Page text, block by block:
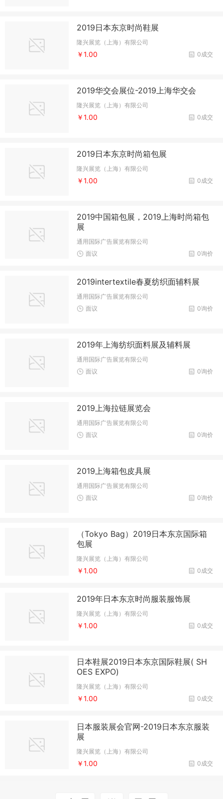
2019日本东京时尚鞋展
隆兴展览（上海）有限公司
0成交
￥1.00
2019华交会展位-2019上海华交会
隆兴展览（上海）有限公司
0成交
￥1.00
2019日本东京时尚箱包展
隆兴展览（上海）有限公司
0成交
￥1.00
2019中国箱包展，2019上海时尚箱包
展
通用国际广告展览有限公司
0询价
面议
2019intertextile春夏纺织面辅料展
通用国际广告展览有限公司
0询价
面议
2019年上海纺织面料展及辅料展
通用国际广告展览有限公司
0询价
面议
2019上海拉链展览会
通用国际广告展览有限公司
0询价
面议
2019上海箱包皮具展
通用国际广告展览有限公司
0询价
面议
（Tokyo Bag）2019日本东京国际箱
包展
隆兴展览（上海）有限公司
0成交
￥1.00
2019年日本东京时尚服装服饰展
隆兴展览（上海）有限公司
0成交
￥1.00
日本鞋展2019日本东京国际鞋展( SH
OES EXPO)
隆兴展览（上海）有限公司
0成交
￥1.00
日本服装展会官网-2019日本东京服装
展
隆兴展览（上海）有限公司
0成交
￥1.00